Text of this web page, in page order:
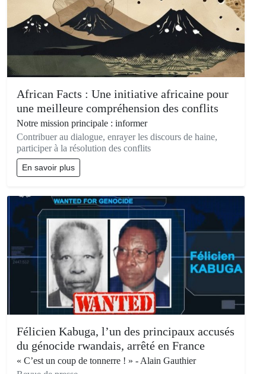
African Facts : Une initiative africaine pour
une meilleure compréhension des conflits
Notre mission principale : informer
Contribuer au dialogue, enrayer les discours de haine,
participer à la résolution des conflits
En savoir plus
Félicien Kabuga, l’un des principaux accusés
du génocide rwandais, arrêté en France
« C’est un coup de tonnerre ! » - Alain Gauthier